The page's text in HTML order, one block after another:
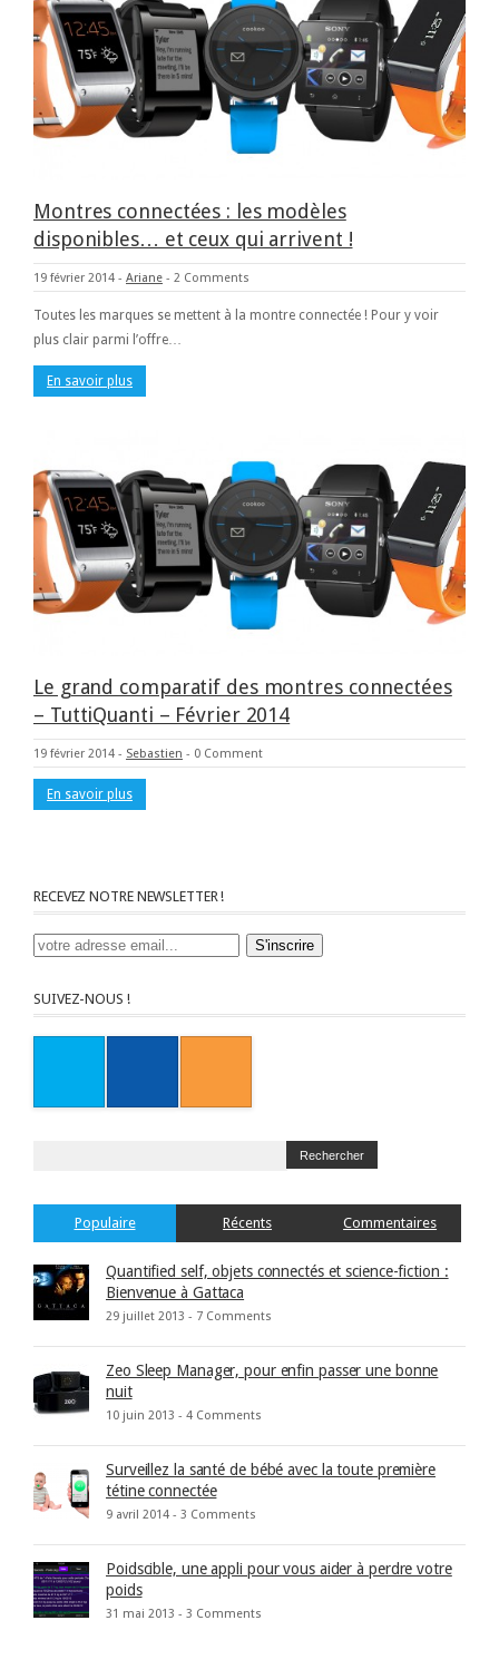
Montres connectées : les modèles
disponibles… et ceux qui arrivent !
19 février 2014 - Ariane - 2 Comments
Toutes les marques se mettent à la montre connectée ! Pour y voir
plus clair parmi l’offre…
En savoir plus
Le grand comparatif des montres connectées
– TuttiQuanti – Février 2014
19 février 2014 - Sebastien - 0 Comment
En savoir plus
RECEVEZ NOTRE NEWSLETTER !
SUIVEZ-NOUS !
Populaire Récents Commentaires
Quantified self, objets connectés et science-fiction :
Bienvenue à Gattaca
29 juillet 2013 - 7 Comments
Zeo Sleep Manager, pour enfin passer une bonne
nuit
10 juin 2013 - 4 Comments
Surveillez la santé de bébé avec la toute première
tétine connectée
9 avril 2014 - 3 Comments
Poidscible, une appli pour vous aider à perdre votre
poids
31 mai 2013 - 3 Comments